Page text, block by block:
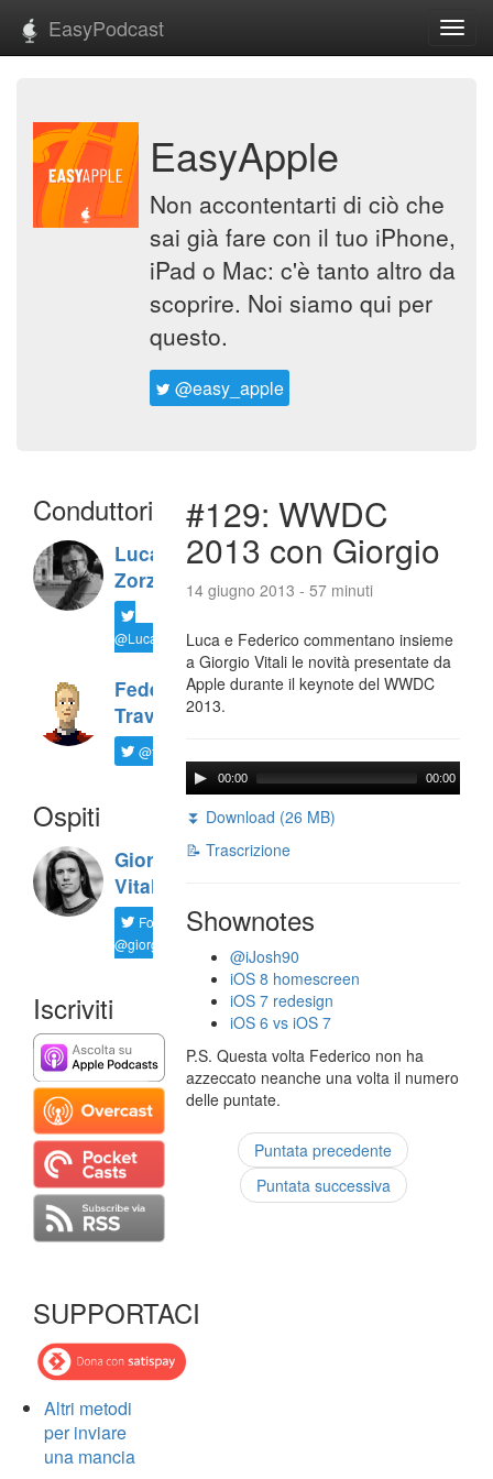
EasyPodcast
EasyApple
Non accontentarti di ciò che
sai già fare con il tuo iPhone,
iPad o Mac: c'è tanto altro da
scoprire. Noi siamo qui per
questo.
@easy_apple
Conduttori
Luca
Zorzi
@LucaTNT
Federico
Travaini
@ftrava
Ospiti
Giorgio
Vitali
Follow
@giorgio__vit
Iscriviti
SUPPORTACI
Altri metodi
per inviare
una mancia
#129: WWDC
2013 con Giorgio
14 giugno 2013 - 57 minuti
Luca e Federico commentano insieme
a Giorgio Vitali le novità presentate da
Apple durante il keynote del WWDC
2013.
00:00 00:00
⏬ Download (26 MB)
📝 Trascrizione
Shownotes
@iJosh90
iOS 8 homescreen
iOS 7 redesign
iOS 6 vs iOS 7
P.S. Questa volta Federico non ha
azzeccato neanche una volta il numero
delle puntate.
Puntata precedente
Puntata successiva